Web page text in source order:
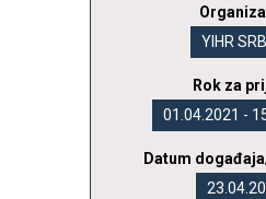
YIHR
Rok za
01.04.2021 -
Datum